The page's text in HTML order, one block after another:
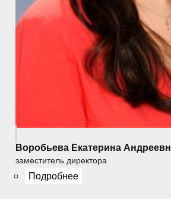
Воробьева Екатерина
заместитель директора
Подробнее